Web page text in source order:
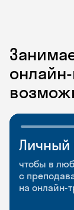
Личный
чтобы в
с
на онлайн-
чтобы
и когда
и Talks
Групповые
и